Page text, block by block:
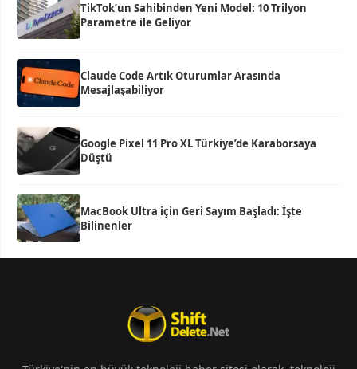
TikTok’un Sahibinden Yeni Model: 10 Trilyon
Parametre ile Geliyor
Claude Code Artık Oturumlar Arasında
Mesajlaşabiliyor
Google Pixel 11 Pro XL Türkiye’de Karaborsaya
Düştü
MacBook Ultra için Geri Sayım Başladı: İşte
Bilinenler